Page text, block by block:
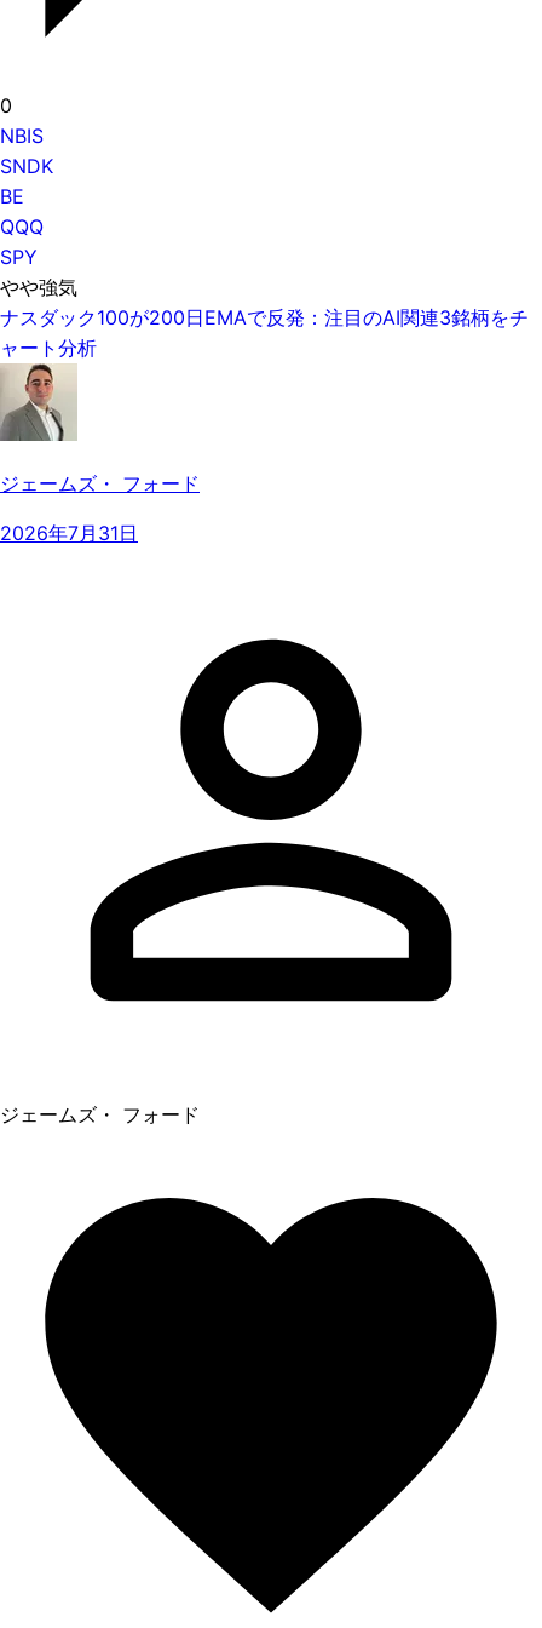
0
NBIS
SNDK
BE
QQQ
SPY
やや強気
ナスダック100が200日EMAで反発：注目のAI関連3銘柄をチ
ャート分析
ジェームズ・ フォード
2026年7月31日
ジェームズ・ フォード